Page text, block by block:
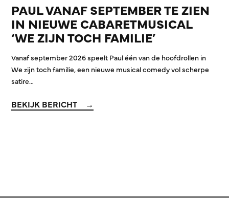
PAUL VANAF SEPTEMBER TE ZIEN
IN NIEUWE CABARETMUSICAL
‘WE ZIJN TOCH FAMILIE’
Vanaf september 2026 speelt Paul één van de hoofdrollen in
We zijn toch familie, een nieuwe musical comedy vol scherpe
satire…
BEKIJK BERICHT